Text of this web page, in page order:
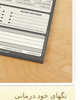
تگهای خود درمانی